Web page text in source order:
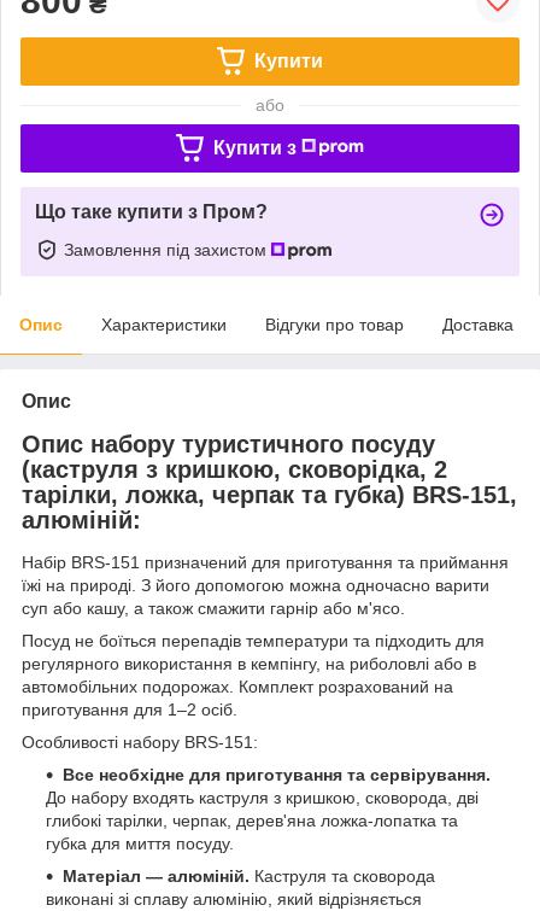
Купити
або
Купити з
Що таке купити з Пром?
Замовлення під захистом
Опис Характеристики Відгуки про товар Доставка
Опис
Опис набору туристичного посуду
(каструля з кришкою, сковорідка, 2
тарілки, ложка, черпак та губка) BRS-151,
алюміній:
Набір BRS-151 призначений для приготування та приймання
їжі на природі. З його допомогою можна одночасно варити
суп або кашу, а також смажити гарнір або м'ясо.
Посуд не боїться перепадів температури та підходить для
регулярного використання в кемпінгу, на риболовлі або в
автомобільних подорожах. Комплект розрахований на
приготування для 1–2 осіб.
Особливості набору BRS-151:
Все необхідне для приготування та сервірування.
До набору входять каструля з кришкою, сковорода, дві
глибокі тарілки, черпак, дерев'яна ложка-лопатка та
губка для миття посуду.
Матеріал — алюміній. Каструля та сковорода
виконані зі сплаву алюмінію, який відрізняється